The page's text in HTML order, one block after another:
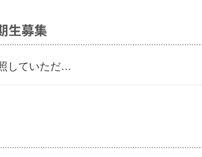
生募集
していただ…